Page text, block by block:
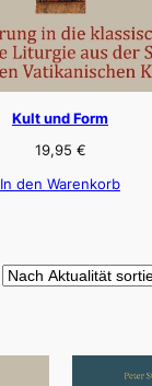
Kult und Form
19,95 €
In den Warenkorb